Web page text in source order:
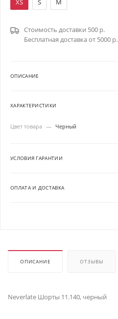
XS S M
Стоимость доставки 500 р.
Бесплатная доставка от 5000 р.
ОПИСАНИЕ
ХАРАКТЕРИСТИКИ
Цвет товара — Черный
УСЛОВИЯ ГАРАНТИИ
ОПЛАТА И ДОСТАВКА
ОПИСАНИЕ ОТЗЫВЫ
Neverlate Шорты 11.140, черный